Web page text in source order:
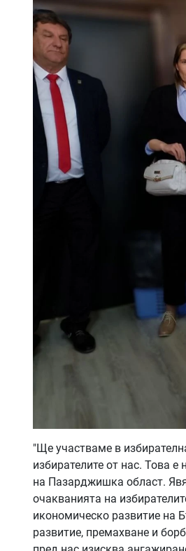
"Ще участваме в
избирателите от нас. Това
на Пазарджишка област.
очакванията на
икономическо развитие на
развитие, премахване и